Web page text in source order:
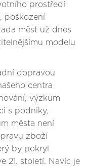
prostředí
poškození
měst už dnes
modelu
dopravou
centra
výzkum
s podniky,
města není
zboží
by pokryl
21. století. Navíc je